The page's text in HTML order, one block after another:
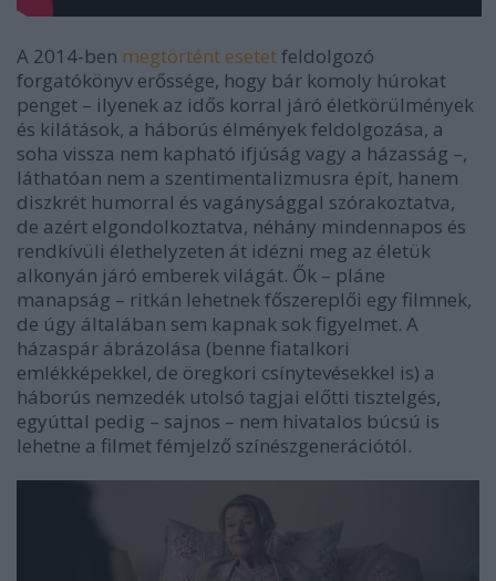
A 2014-ben megtörtént esetetfeldolgozó
forgatókönyv erőssége, hogy bár komoly húrokat
penget – ilyenek az idős korral járó életkörülmények
és kilátások, a háborús élmények feldolgozása, a
soha vissza nem kapható ifjúság vagy a házasság –,
láthatóan nem a szentimentalizmusra épít, hanem
diszkrét humorral és vagánysággal szórakoztatva,
de azért elgondolkoztatva, néhány mindennapos és
rendkívüli élethelyzeten át idézni meg az életük
alkonyán járó emberek világát. Ők – pláne
manapság – ritkán lehetnek főszereplői egy filmnek,
de úgy általában sem kapnak sok figyelmet. A
házaspár ábrázolása (benne fiatalkori
emlékképekkel, de öregkori csínytevésekkel is) a
háborús nemzedék utolsó tagjai előtti tisztelgés,
egyúttal pedig – sajnos – nem hivatalos búcsú is
lehetne a filmet fémjelző színészgenerációtól.